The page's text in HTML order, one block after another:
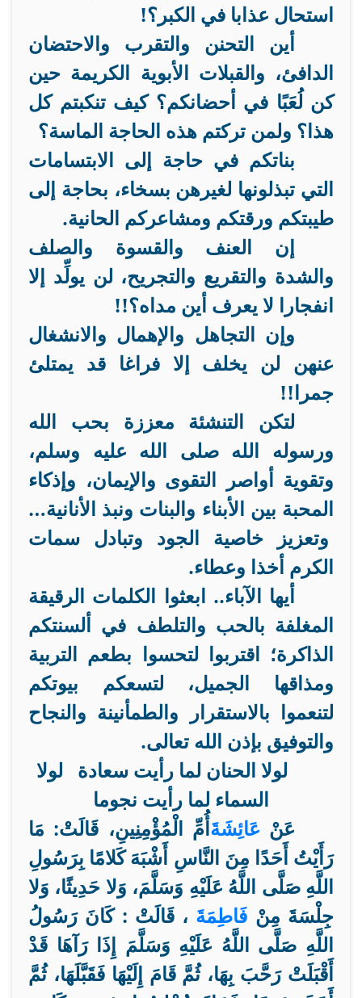
استحال عذابا في الكبر؟!
أين التحنن والتقرب والاحتضان
الدافئ، والقبلات الأبوية الكريمة حين
كن لُعَبًا في أحضانكم؟كيف تنكبتم كل
هذا؟ ولمن تركتم هذه الحاجة الماسة؟
بناتكم في حاجة إلى الابتسامات
التي تبذلونها لغيرهن بسخاء، بحاجة إلى
طيبتكم ورقتكم ومشاعركم الحانية.
إن العنف والقسوة والصلف
والشدة والتقريع والتجريح، لن يولِّد إلا
انفجارا لا يعرف أين مداه؟!!
وإن التجاهل والإهمال والانشغال
عنهن لن يخلف إلا فراغا قد يمتلئ
جمرا!!
لتكن التنشئة معززة بحب الله
ورسوله الله صلى الله عليه وسلم،
وتقوية أواصر التقوى والإيمان، وإذكاء
المحبة بين الأبناء والبنات ونبذ الأنانية…
وتعزيز خاصية الجود وتبادل سمات
الكرم أخذا وعطاء.
أيها الآباء.. ابعثوا الكلمات الرقيقة
المغلفة بالحب والتلطف في ألسنتكم
الذاكرة؛ اقتربوا لتحسوا بطعم التربية
ومذاقها الجميل، لتسعكم بيوتكم
لتنعموا بالاستقرار والطمأنينة والنجاح
والتوفيق بإذن الله تعالى.
لولا الحنان لما رأيت سعادة لولا
السماء لما رأيت نجوما
عَنْ عَائِشَةَأُمِّ الْمُؤْمِنِينِ، قَالَتْ: مَا
رَأَيْتُ أَحَدًا مِنَ النَّاسِ أَشْبَهَ كَلامًا بِرَسُولِ
اللَّهِ صَلَّى اللَّهُ عَلَيْهِ وَسَلَّمَ، وَلا حَدِيثًا، وَلا
جِلْسَةَ مِنْ فَاطِمَةَ ، قَالَتْ : كَانَ رَسُولُ
اللَّهِ صَلَّى اللَّهُ عَلَيْهِ وَسَلَّمَ إِذَا رَآهَا قَدْ
أَقْبَلَتْ رَحَّبَ بِهَا، ثُمَّ قَامَ إِلَيْهَا فَقَبَّلَهَا، ثُمَّ